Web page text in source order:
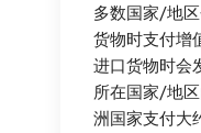
多数国家/地
货物时支付增
进口货物时会
所在国家/地
洲国家支付大